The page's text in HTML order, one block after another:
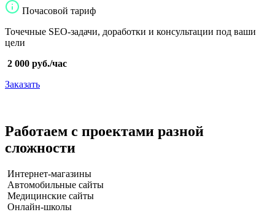
Почасовой тариф
Точечные SEO-задачи, доработки и консультации под ваши
цели
2 000 руб./час
Заказать
Работаем с проектами разной
сложности
Интернет-магазины
Автомобильные сайты
Медицинские сайты
Онлайн-школы